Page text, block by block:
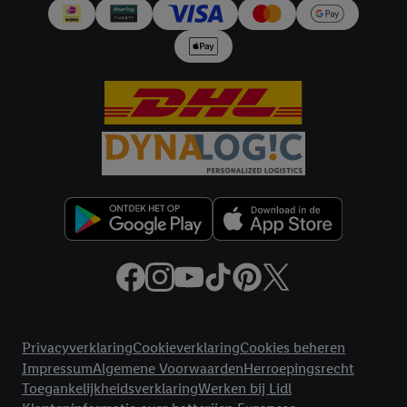
PrivacyverklaringCookieverklaringCookies beheren
ImpressumAlgemene VoorwaardenHerroepingsrecht
ToegankelijkheidsverklaringWerken bij Lidl
en Lidl-diensten, met behulp van jouw gehashte e-mailadres en
met eventuele andere identifiers of met identifiers waarover
Criteo S.A. beschikt, aan jou kunnen worden toegewezen.
vergelijkbare technieken en met welke verwerkingsdoeleinden
je instemt. Verder kan je er meer informatie vinden over de
gegevensverwerking.
Door te klikken op "Weigeren", kies je voor de optie dat er enkel
worden gebruikt.
Door op "Akkoord" te klikken, stem je in met alle verwerkingen
inclusief over de opslagperiode van de gegevens en je recht om
jouw toestemming op elk gewenst moment in te trekken, vind je
wij inzetten.